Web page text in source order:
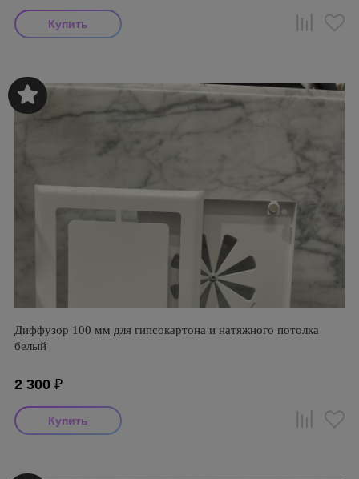
Диффузор 100 мм для гипсокартона и натяжного потолка
белый
2 300 ₽